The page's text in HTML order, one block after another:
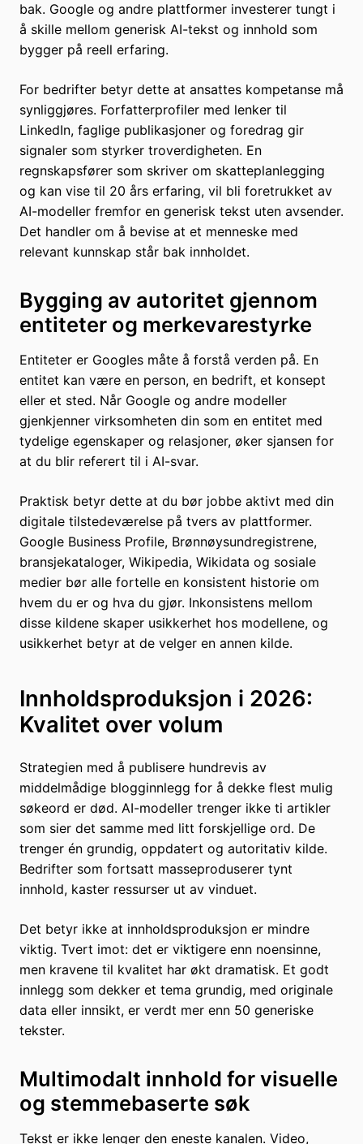
bak. Google og andre plattformer investerer tungt i
å skille mellom generisk AI-tekst og innhold som
bygger på reell erfaring.
For bedrifter betyr dette at ansattes kompetanse må
synliggjøres. Forfatterprofiler med lenker til
LinkedIn, faglige publikasjoner og foredrag gir
signaler som styrker troverdigheten. En
regnskapsfører som skriver om skatteplanlegging
og kan vise til 20 års erfaring, vil bli foretrukket av
AI-modeller fremfor en generisk tekst uten avsender.
Det handler om å bevise at et menneske med
relevant kunnskap står bak innholdet.
Bygging av autoritet gjennom
entiteter og merkevarestyrke
Entiteter er Googles måte å forstå verden på. En
entitet kan være en person, en bedrift, et konsept
eller et sted. Når Google og andre modeller
gjenkjenner virksomheten din som en entitet med
tydelige egenskaper og relasjoner, øker sjansen for
at du blir referert til i AI-svar.
Praktisk betyr dette at du bør jobbe aktivt med din
digitale tilstedeværelse på tvers av plattformer.
Google Business Profile, Brønnøysundregistrene,
bransjekataloger, Wikipedia, Wikidata og sosiale
medier bør alle fortelle en konsistent historie om
hvem du er og hva du gjør. Inkonsistens mellom
disse kildene skaper usikkerhet hos modellene, og
usikkerhet betyr at de velger en annen kilde.
Innholdsproduksjon i 2026:
Kvalitet over volum
Strategien med å publisere hundrevis av
middelmådige blogginnlegg for å dekke flest mulig
søkeord er død. AI-modeller trenger ikke ti artikler
som sier det samme med litt forskjellige ord. De
trenger én grundig, oppdatert og autoritativ kilde.
Bedrifter som fortsatt masseproduserer tynt
innhold, kaster ressurser ut av vinduet.
Det betyr ikke at innholdsproduksjon er mindre
viktig. Tvert imot: det er viktigere enn noensinne,
men kravene til kvalitet har økt dramatisk. Et godt
innlegg som dekker et tema grundig, med originale
data eller innsikt, er verdt mer enn 50 generiske
tekster.
Multimodalt innhold for visuelle
og stemmebaserte søk
Tekst er ikke lenger den eneste kanalen. Video,